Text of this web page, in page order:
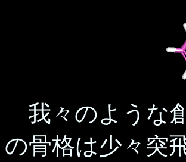
我々のような
の骨格は少々突